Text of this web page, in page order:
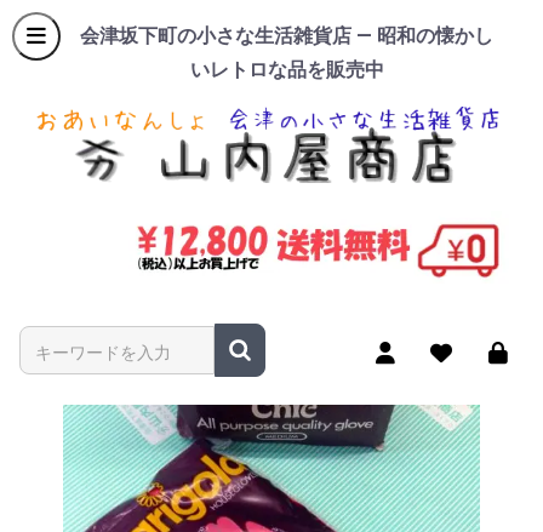
会津坂下町の小さな生活雑貨店 — 昭和の懐かし
いレトロな品を販売中
商品名やキーワードを入力